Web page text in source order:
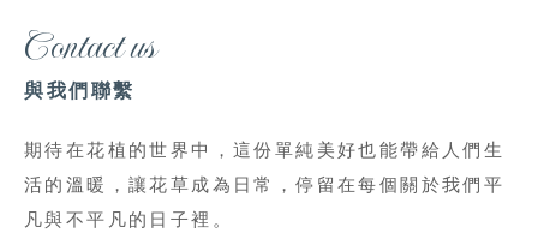
Contact us
與我們聯繫
期待在花植的世界中，這份單純美好也能帶給人們生
活的溫暖，讓花草成為日常，停留在每個關於我們平
凡與不平凡的日子裡。